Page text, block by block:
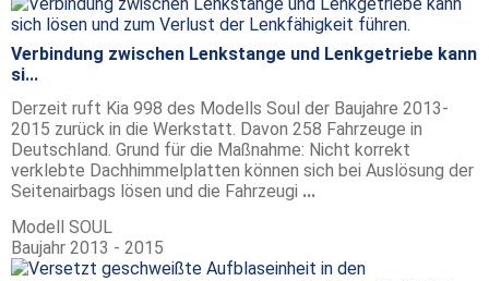
Verbindung zwischen Lenkstange und Lenkgetriebe kann
si...
Derzeit ruft Kia 998 des Modells Soul der Baujahre 2013-
2015 zurück in die Werkstatt. Davon 258 Fahrzeuge in
Deutschland. Grund für die Maßnahme: Nicht korrekt
verklebte Dachhimmelplatten können sich bei Auslösung der
Seitenairbags lösen und die Fahrzeugi ...
Modell SOUL
Baujahr 2013 - 2015